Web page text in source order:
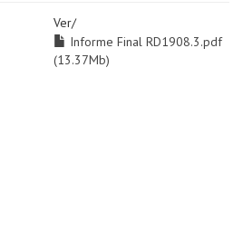
Ver/
Informe Final RD1908.3.pdf
(13.37Mb)